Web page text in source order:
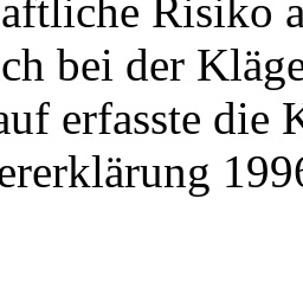
Risiko
bei der
erfasste die